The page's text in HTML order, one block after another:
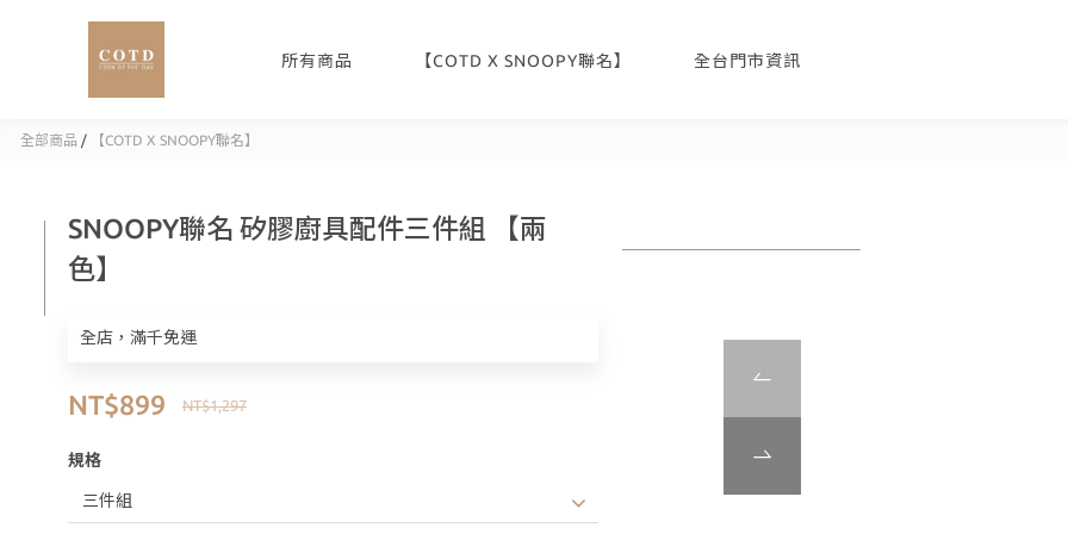
所有商品 【COTD X SNOOPY聯名】 全台門市資訊
全部商品 / 【COTD X SNOOPY聯名】
SNOOPY聯名 矽膠廚具配件三件組 【兩
色】
全店，滿千免運
NT$1,297
NT$899
規格